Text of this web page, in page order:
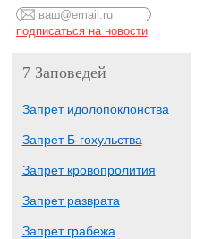
7 Заповедей
Запрет идолопоклонства
Запрет Б-гохульства
Запрет кровопролития
Запрет разврата
Запрет грабежа